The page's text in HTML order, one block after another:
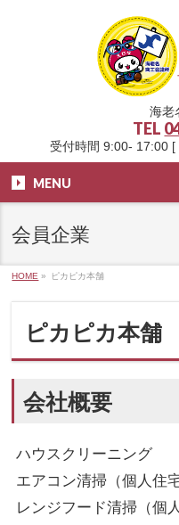
海老
TEL
受付時間 9:00- 17:00
MENU
会員企業
HOME » ピカピカ本舗
ピカピカ本舗
会社概要
ハウスクリーニング
エアコン清掃（個人住
レンジフード清掃（個